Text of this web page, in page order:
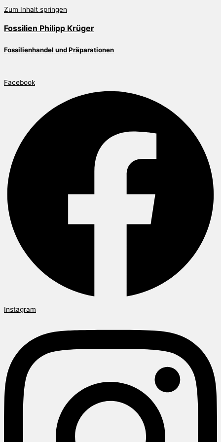
Zum Inhalt springen
Fossilien Philipp Krüger
Fossilienhandel und Präparationen
Facebook
Instagram